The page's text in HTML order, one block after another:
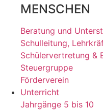
MENSCHEN
Beratung und
Schulleitung,
Schülervertretung &
Steuergruppe
Förderverein
Unterricht
Jahrgänge 5 bis 10